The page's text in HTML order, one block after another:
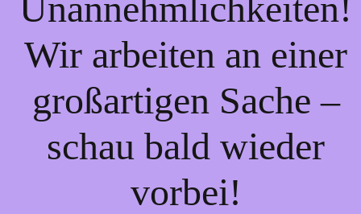
Wir arbeiten an einer
großartigen Sache –
schau bald wieder
vorbei!